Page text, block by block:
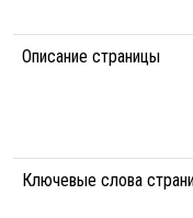
Описание страницы
Ключевые слова